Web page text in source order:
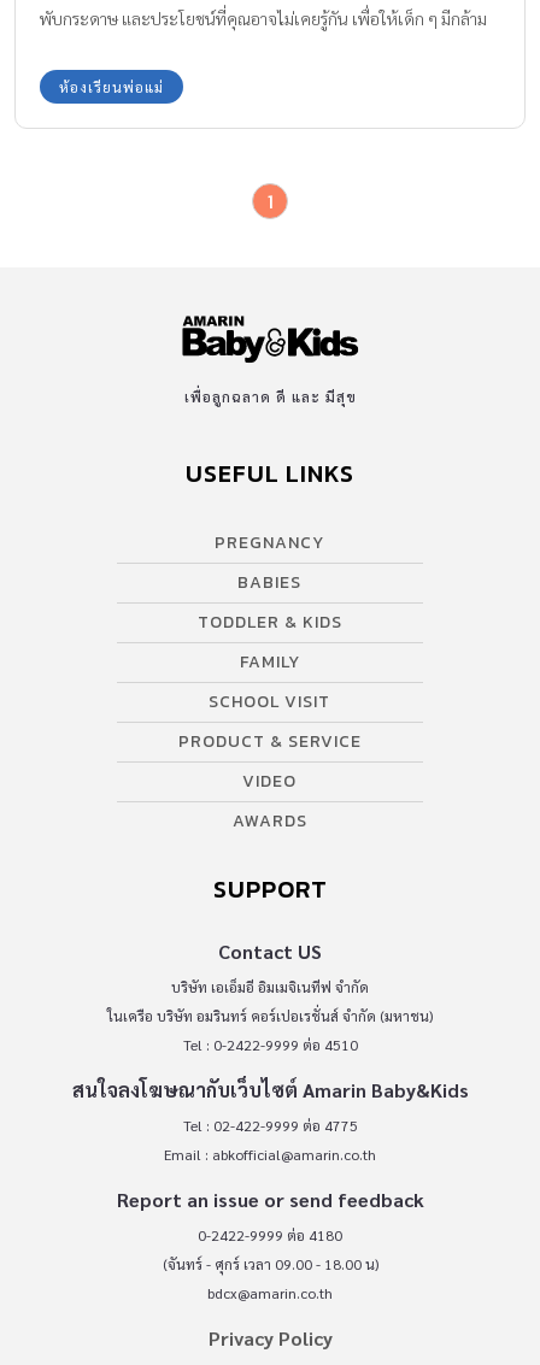
พับกระดาษ และประโยชน์ที่คุณอาจไม่เคยรู้กัน เพื่อให้เด็ก ๆ มีกล้าม
ได้เอง ทั้งหยิบจับสิ่งของ ช่วยงานบ้านได้ด้วยตัวเอง พ่อแม่ช่วยลูกได้
ด้วยการนั่งล้อมวง หยิบกระดาษมาหนึ่งแผ่น แล้วชวนเด็ก ๆ มาสนุกไป
การค่อย ๆ จับเพื่อประคองกระดาษชิ้นเล็ก ๆ จะช่วยให้เด็ก ๆได้ฝึก
กรรไกร และ การหยิบจับสิ่งของต่าง ๆ อย่างแข็งแรง ต่อยอดการเรียนใน
ห้องเรียนได้อย่างเต็มศักยภาพต่อไป 2. […]
ห้องเรียนพ่อแม่
1
เพื่อลูกฉลาด ดี และ มีสุข
USEFUL LINKS
PREGNANCY
BABIES
TODDLER & KIDS
FAMILY
SCHOOL VISIT
PRODUCT & SERVICE
VIDEO
AWARDS
SUPPORT
Contact US
บริษัท เอเอ็มอี อิมเมจิเนทีฟ จำกัด
ในเครือ บริษัท อมรินทร์ คอร์เปอเรชั่นส์ จำกัด (มหาชน)
Tel : 0-2422-9999 ต่อ 4510
สนใจลงโฆษณากับเว็บไซต์ Amarin Baby&Kids
Tel : 02-422-9999 ต่อ 4775
Email : abkofficial@amarin.co.th
Report an issue or send feedback
0-2422-9999 ต่อ 4180
(จันทร์ - ศุกร์ เวลา 09.00 - 18.00 น)
bdcx@amarin.co.th
Privacy Policy